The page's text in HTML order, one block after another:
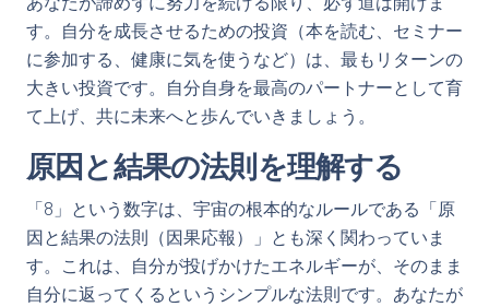
す。自分を成長させるための投資（本を読む、セミナー
に参加する、健康に気を使うなど）は、最もリターンの
大きい投資です。自分自身を最高のパートナーとして育
て上げ、共に未来へと歩んでいきましょう。
原因と結果の法則を理解する
「8」という数字は、宇宙の根本的なルールである「原
因と結果の法則（因果応報）」とも深く関わっていま
す。これは、自分が投げかけたエネルギーが、そのまま
自分に返ってくるというシンプルな法則です。あなたが